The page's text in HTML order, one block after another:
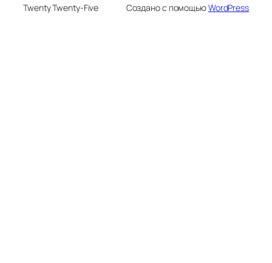
Twenty Twenty-Five Создано с помощьюWordPress